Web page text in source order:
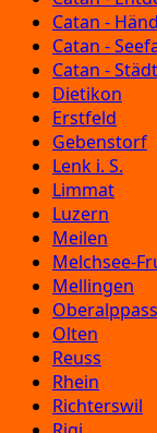
Catan -
Catan -
Catan -
Dietikon
Erstfeld
Gebenstorf
Lenk i. S.
Limmat
Luzern
Meilen
Melchsee-
Mellingen
Oberalppass
Olten
Reuss
Rhein
Richterswil